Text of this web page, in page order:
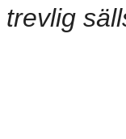
trevlig